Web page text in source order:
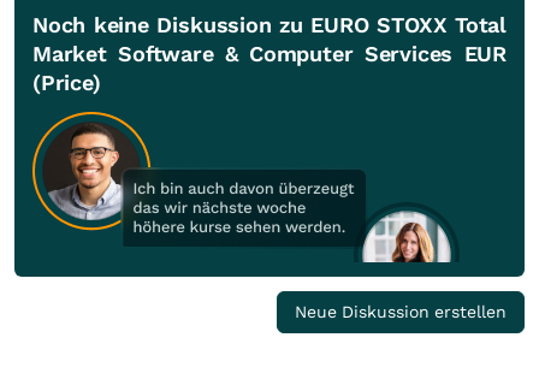
Noch keine Diskussion zu EURO STOXX Total
Market Software & Computer Services EUR
(Price)
Neue Diskussion erstellen